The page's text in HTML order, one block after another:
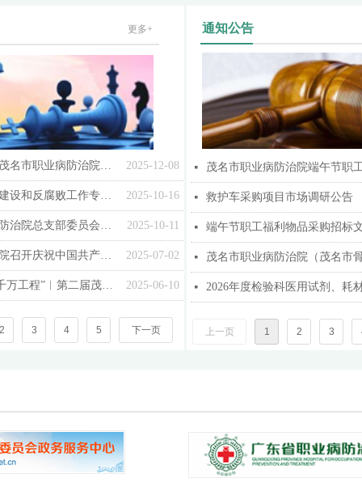
更多+
2025-12-08
医企协同谱新篇｜茂名市职业病防治院与新华粤集团 “医工企” 合作签约暨公益义诊活动圆满举行
2025-10-16
我院召开党风廉政建设和反腐败工作专题会暨医德医风集中整治动员会议
2025-10-11
中共茂名市职业病防治院总支部委员会换届选举党员大会顺利召开
2025-07-02
茂名市职业病防治院召开庆祝中国共产党成立104周年党员大会
2025-06-10
党建引领 助力“百千万工程”︱第二届茂名市口腔影像专业培训班圆满结束
3 4 5 下一页
通知公告
넷
넷 救护车采购项目市场调研公告
넷 端午节职工福利物品采购招标
넷
넷
上一页 1 2 3